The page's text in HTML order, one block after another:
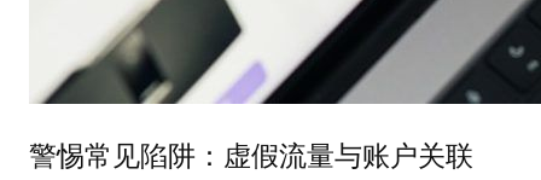
警惕常见陷阱：虚假流量与账户关联